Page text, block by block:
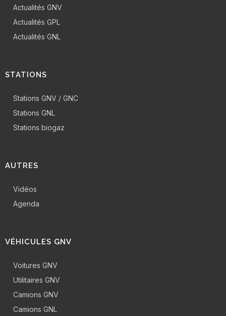
Actualités GNV
Actualités GPL
Actualités GNL
STATIONS
Stations GNV / GNC
Stations GNL
Stations biogaz
AUTRES
Vidéos
Agenda
VÉHICULES GNV
Voitures GNV
Utilitaires GNV
Camions GNV
Camions GNL